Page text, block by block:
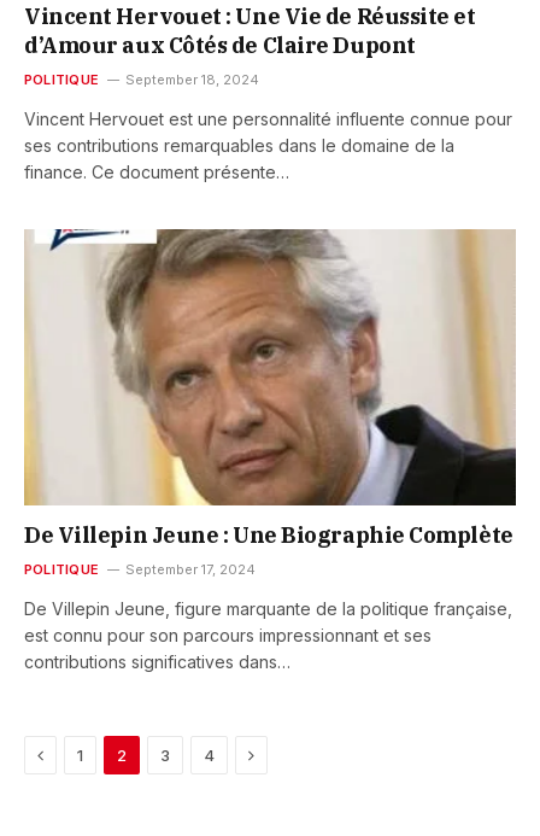
Vincent Hervouet : Une Vie de Réussite et
d’Amour aux Côtés de Claire Dupont
POLITIQUE September 18, 2024
Vincent Hervouet est une personnalité influente connue pour
ses contributions remarquables dans le domaine de la
finance. Ce document présente…
De Villepin Jeune : Une Biographie Complète
POLITIQUE September 17, 2024
De Villepin Jeune, figure marquante de la politique française,
est connu pour son parcours impressionnant et ses
contributions significatives dans…
Previous
1 2 3 4 Next